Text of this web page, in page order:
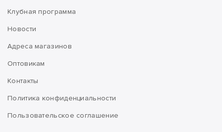
Клубная программа
Новости
Адреса магазинов
Оптовикам
Контакты
Политика конфиденциальности
Пользовательское соглашение